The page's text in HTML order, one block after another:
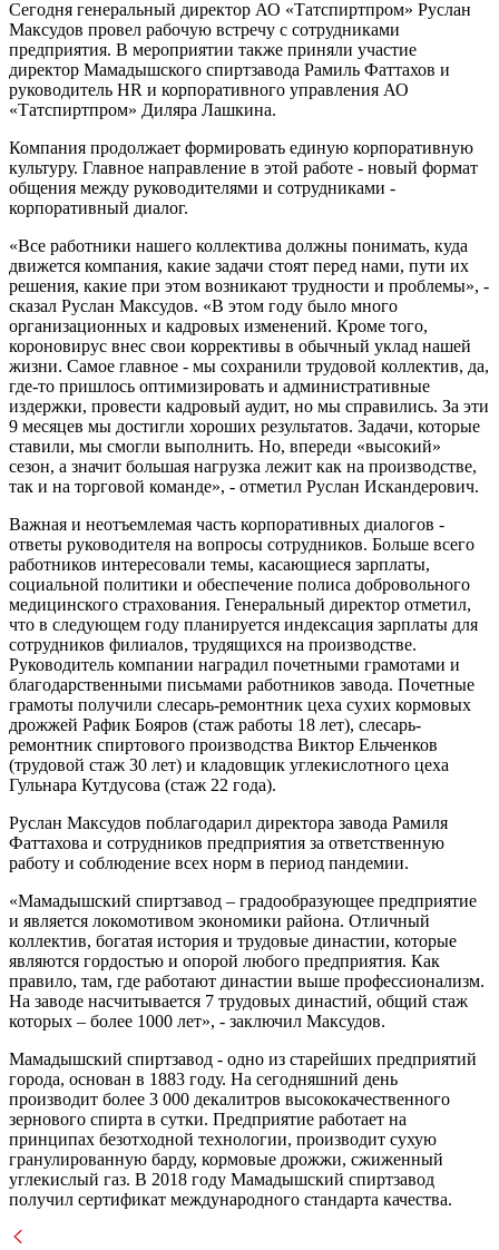
Сегодня генеральный директор АО «Татспиртпром» Руслан
Максудов провел рабочую встречу с сотрудниками
предприятия. В мероприятии также приняли участие
директор Мамадышского спиртзавода Рамиль Фаттахов и
руководитель HR и корпоративного управления АО
«Татспиртпром» Диляра Лашкина.
Компания продолжает формировать единую корпоративную
культуру. Главное направление в этой работе - новый формат
общения между руководителями и сотрудниками -
корпоративный диалог.
«Все работники нашего коллектива должны понимать, куда
движется компания, какие задачи стоят перед нами, пути их
решения, какие при этом возникают трудности и проблемы», -
сказал Руслан Максудов. «В этом году было много
организационных и кадровых изменений. Кроме того,
короновирус внес свои коррективы в обычный уклад нашей
жизни. Самое главное - мы сохранили трудовой коллектив, да,
где-то пришлось оптимизировать и административные
издержки, провести кадровый аудит, но мы справились. За эти
9 месяцев мы достигли хороших результатов. Задачи, которые
ставили, мы смогли выполнить. Но, впереди «высокий»
сезон, а значит большая нагрузка лежит как на производстве,
так и на торговой команде», - отметил Руслан Искандерович.
Важная и неотъемлемая часть корпоративных диалогов -
ответы руководителя на вопросы сотрудников. Больше всего
работников интересовали темы, касающиеся зарплаты,
социальной политики и обеспечение полиса добровольного
медицинского страхования. Генеральный директор отметил,
что в следующем году планируется индексация зарплаты для
сотрудников филиалов, трудящихся на производстве.
Руководитель компании наградил почетными грамотами и
благодарственными письмами работников завода. Почетные
грамоты получили слесарь-ремонтник цеха сухих кормовых
дрожжей Рафик Бояров (стаж работы 18 лет), слесарь-
ремонтник спиртового производства Виктор Ельченков
(трудовой стаж 30 лет) и кладовщик углекислотного цеха
Гульнара Кутдусова (стаж 22 года).
Руслан Максудов поблагодарил директора завода Рамиля
Фаттахова и сотрудников предприятия за ответственную
работу и соблюдение всех норм в период пандемии.
«Мамадышский спиртзавод – градообразующее предприятие
и является локомотивом экономики района. Отличный
коллектив, богатая история и трудовые династии, которые
являются гордостью и опорой любого предприятия. Как
правило, там, где работают династии выше профессионализм.
На заводе насчитывается 7 трудовых династий, общий стаж
которых – более 1000 лет», - заключил Максудов.
Мамадышский спиртзавод - одно из старейших предприятий
города, основан в 1883 году. На сегодняшний день
производит более 3 000 декалитров высококачественного
зернового спирта в сутки. Предприятие работает на
принципах безотходной технологии, производит сухую
гранулированную барду, кормовые дрожжи, сжиженный
углекислый газ. В 2018 году Мамадышский спиртзавод
получил сертификат международного стандарта качества.